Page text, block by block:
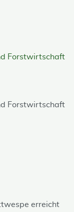
Forstwirtschaft
Forstwirtschaft
erreicht